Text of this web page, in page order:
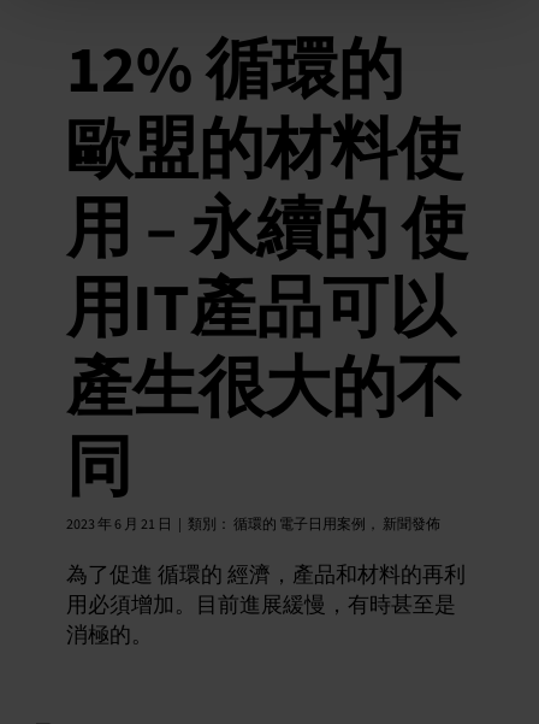
12% 循環的
歐盟的材料使
用 – 永續的 使
用IT產品可以
產生很大的不
同
2023 年 6 月 21 日 | 類別： 循環的 電子日用案例 ， 新聞發佈
為了促進 循環的 經濟，產品和材料的再利
用必須增加。目前進展緩慢，有時甚至是
消極的。